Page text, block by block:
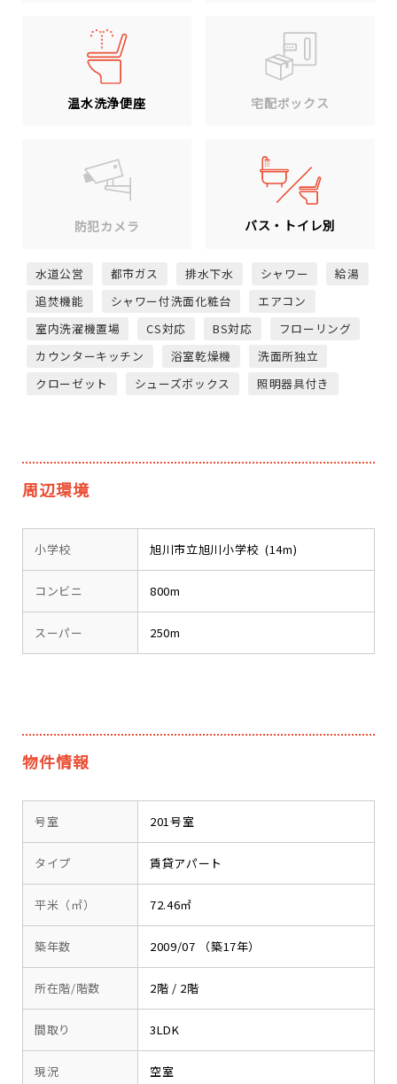
温水洗浄便座 宅配ボックス
防犯カメラ バス・トイレ別
水道公営 都市ガス 排水下水 シャワー
給湯
追焚機能
シャワー付洗面化粧台
エアコン
室内洗濯機置場
CS対応 BS対応
フローリング
カウンターキッチン
浴室乾燥機
洗面所独立
クローゼット
シューズボックス 照明器具付き
周辺環境
小学校 旭川市立旭川小学校 (14m)
コンビニ 800m
スーパー 250m
物件情報
号室 201号室
タイプ 賃貸アパート
平米（㎡） 72.46㎡
築年数 2009/07 （築17年）
所在階/階数 2階 / 2階
間取り 3LDK
現況 空室